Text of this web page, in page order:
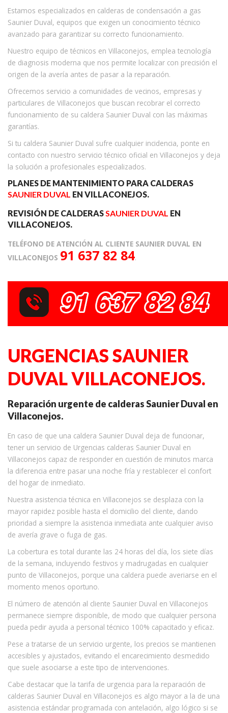
Estamos especializados en calderas de condensación a gas
Saunier Duval, equipos que exigen un conocimiento técnico
avanzado para garantizar su correcto funcionamiento.
Nuestro equipo de técnicos en Villaconejos, emplea tecnología
de diagnosis moderna que nos permite localizar con precisión el
origen de la avería antes de pasar a la reparación.
Ofrecemos servicio a comunidades de vecinos, empresas y
particulares de Villaconejos que buscan recobrar el correcto
funcionamiento de su caldera Saunier Duval con las máximas
garantías.
Si tu caldera Saunier Duval sufre cualquier incidencia, ponte en
contacto con nuestro servicio técnico oficial en Villaconejos y deja
la solución a profesionales especializados.
PLANES DE MANTENIMIENTO PARA CALDERAS
SAUNIER DUVAL EN VILLACONEJOS.
REVISIÓN DE CALDERASSAUNIER DUVAL EN
VILLACONEJOS.
TELÉFONO DE ATENCIÓN AL CLIENTE SAUNIER DUVAL EN
VILLACONEJOS 91 637 82 84.
URGENCIAS SAUNIER
DUVAL VILLACONEJOS.
Reparación urgente de calderas Saunier Duval en
Villaconejos.
En caso de que una caldera Saunier Duval deja de funcionar,
tener un servicio de Urgencias calderas Saunier Duval en
Villaconejos capaz de responder en cuestión de minutos marca
la diferencia entre pasar una noche fría y restablecer el confort
del hogar de inmediato.
Nuestra asistencia técnica en Villaconejos se desplaza con la
mayor rapidez posible hasta el domicilio del cliente, dando
prioridad a siempre la asistencia inmediata ante cualquier aviso
de avería grave o fuga de gas.
La cobertura es total durante las 24 horas del día, los siete días
de la semana, incluyendo festivos y madrugadas en cualquier
punto de Villaconejos, porque una caldera puede averiarse en el
momento menos oportuno.
El número de atención al cliente Saunier Duval en Villaconejos
permanece siempre disponible, de modo que cualquier persona
pueda pedir ayuda a personal técnico 100% capacitado y eficaz.
Pese a tratarse de un servicio urgente, los precios se mantienen
accesibles y ajustados, evitando el encarecimiento desmedido
que suele asociarse a este tipo de intervenciones.
Cabe destacar que la tarifa de urgencia para la reparación de
calderas Saunier Duval en Villaconejos es algo mayor a la de una
asistencia estándar programada con antelación, algo lógico si se